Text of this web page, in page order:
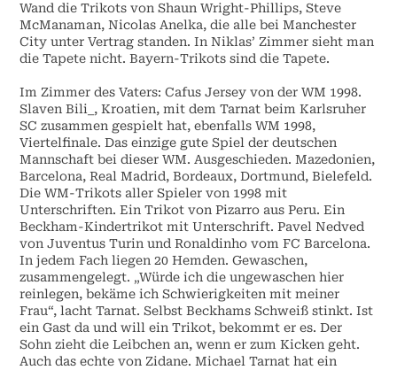
Wand die Trikots von Shaun Wright-Phillips, Steve
McManaman, Nicolas Anelka, die alle bei Manchester
City unter Vertrag standen. In Niklas’ Zimmer sieht man
die Tapete nicht. Bayern-Trikots sind die Tapete.
Im Zimmer des Vaters: Cafus Jersey von der WM 1998.
Slaven Bili_, Kroatien, mit dem Tarnat beim Karlsruher
SC zusammen gespielt hat, ebenfalls WM 1998,
Viertelfinale. Das einzige gute Spiel der deutschen
Mannschaft bei dieser WM. Ausgeschieden. Mazedonien,
Barcelona, Real Madrid, Bordeaux, Dortmund, Bielefeld.
Die WM-Trikots aller Spieler von 1998 mit
Unterschriften. Ein Trikot von Pizarro aus Peru. Ein
Beckham-Kindertrikot mit Unterschrift. Pavel Nedved
von Juventus Turin und Ronaldinho vom FC Barcelona.
In jedem Fach liegen 20 Hemden. Gewaschen,
zusammengelegt. „Würde ich die ungewaschen hier
reinlegen, bekäme ich Schwierigkeiten mit meiner
Frau“, lacht Tarnat. Selbst Beckhams Schweiß stinkt. Ist
ein Gast da und will ein Trikot, bekommt er es. Der
Sohn zieht die Leibchen an, wenn er zum Kicken geht.
Auch das echte von Zidane. Michael Tarnat hat ein